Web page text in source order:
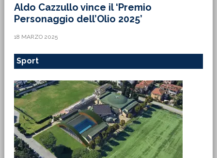
Aldo Cazzullo vince il ‘Premio
Personaggio dell’Olio 2025’
18 MARZO 2025
Sport